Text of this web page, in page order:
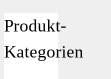
Produkt-
Kategorien